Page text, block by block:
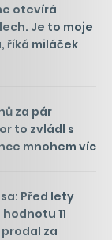
otevírá
Je to moje
říká miláček
za pár
to zvládl s
mnohem víc
Před lety
11
za